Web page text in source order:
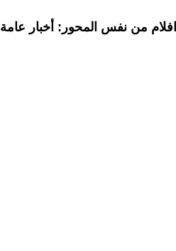
افلام من نفس المحور: أخبار عامة